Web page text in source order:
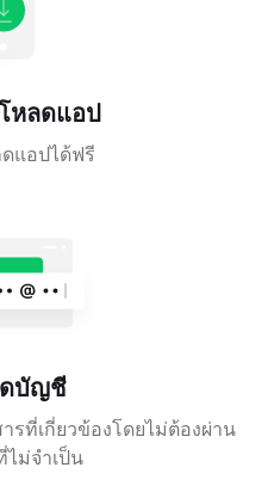
หลดแอป
แอปได้ฟรี
ดบัญชี
รที่เกี่ยวข้องโดยไม่ต้องผ่าน
ม่จำเป็น